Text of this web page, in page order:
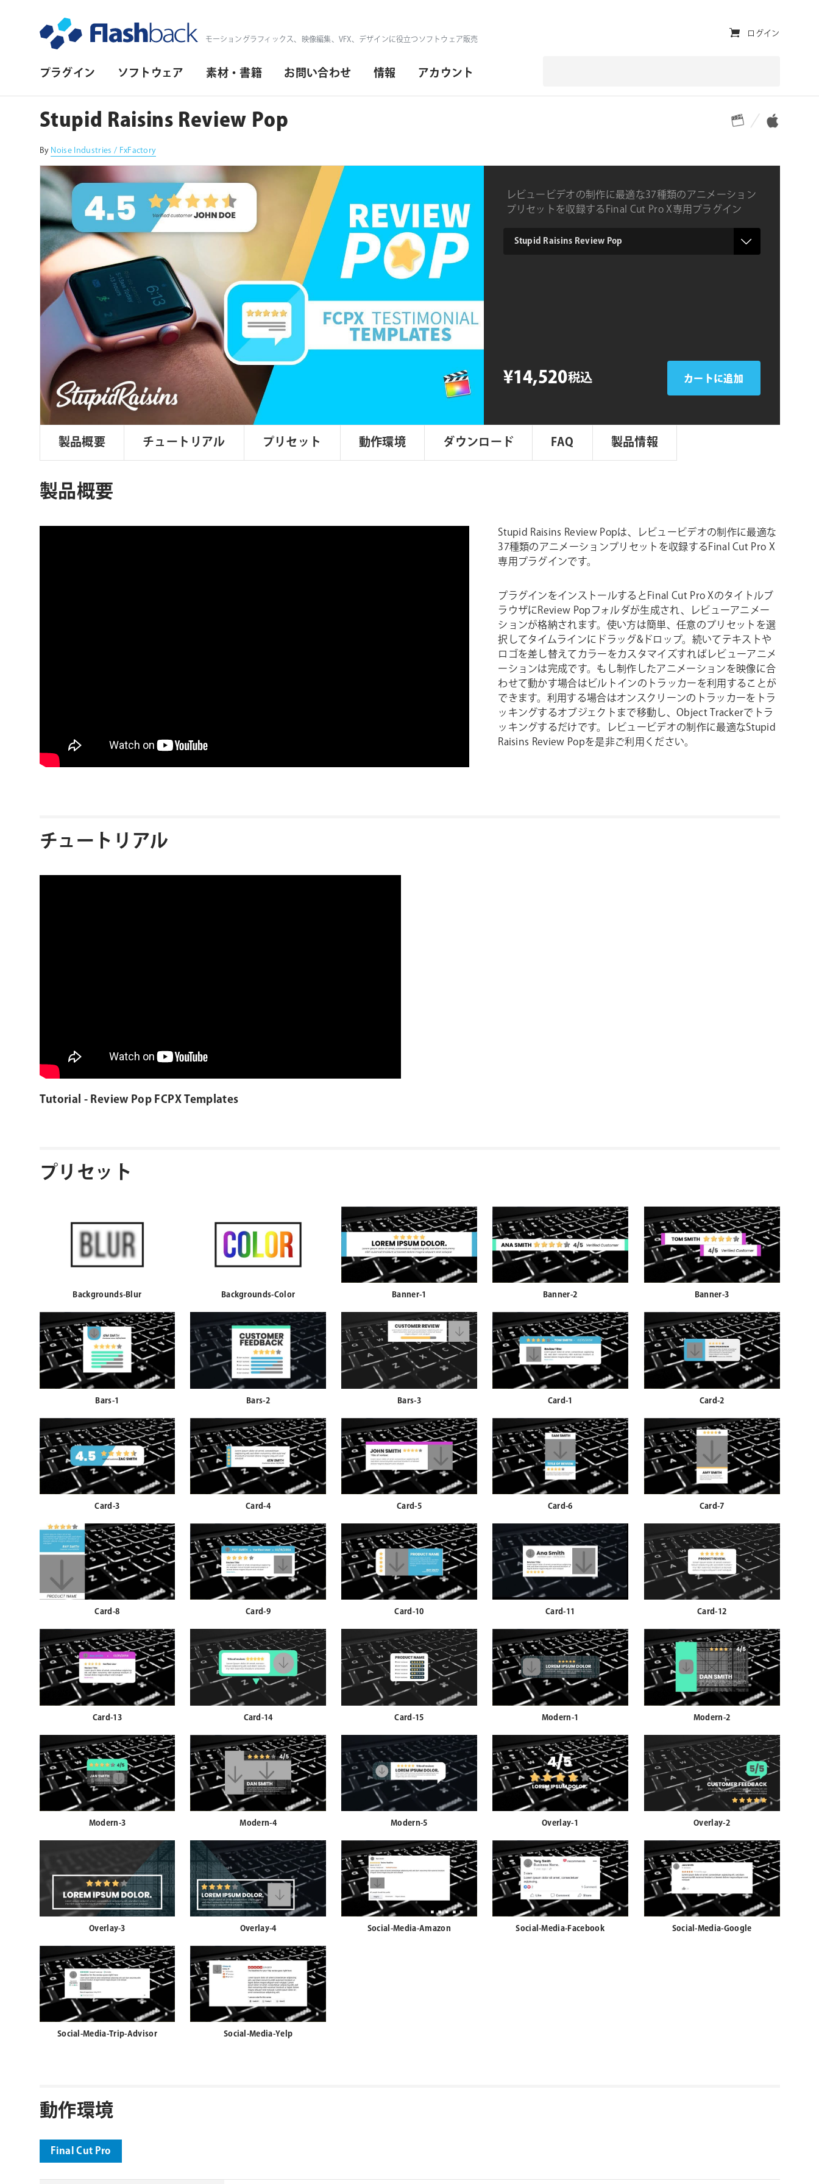
モーショングラフィックス、映像編集、VFX、デザインに役立つソフトウェア販売
プ
イ
マ
リ・
ナ
ビ
ゲ
ー
シ
ョ
ン
プラグイン ソフトウェア 素材・書籍 お問い合わせ 情報 アカウント
ユ
ィ
リ
ィ・
ナ
ビ
ゲ
ー
ログイン
Stupid Raisins Review Pop 対応プラットフォーム 対応OS
By Noise Industries / FxFactory
レビュービデオの制作に最適な37種類のアニメーション
プリセットを収録するFinal Cut Pro X専用プラグイン
product
¥14,520税込 カートに追加
製品概要 チュートリアル プリセット 動作環境 ダウンロード FAQ 製品情報
製品概要
Stupid Raisins Review Popは、レビュービデオの制作に最適な
37種類のアニメーションプリセットを収録するFinal Cut Pro X
専用プラグインです。
プラグインをインストールするとFinal Cut Pro Xのタイトルブ
ラウザにReview Popフォルダが生成され、レビューアニメー
ションが格納されます。使い方は簡単、任意のプリセットを選
択してタイムラインにドラッグ&ドロップ。続いてテキストや
ロゴを差し替えてカラーをカスタマイズすればレビューアニメ
ーションは完成です。もし制作したアニメーションを映像に合
わせて動かす場合はビルトインのトラッカーを利用することが
できます。利用する場合はオンスクリーンのトラッカーをトラ
ッキングするオブジェクトまで移動し、Object Trackerでトラ
ッキングするだけです。レビュービデオの制作に最適なStupid
Raisins Review Popを是非ご利用ください。
チュートリアル
Tutorial - Review Pop FCPX Templates
プリセット
Backgrounds-Blur Backgrounds-Color Banner-1 Banner-2 Banner-3
Bars-1 Bars-2 Bars-3 Card-1 Card-2
Card-3 Card-4 Card-5 Card-6 Card-7
Card-8 Card-9 Card-10 Card-11 Card-12
Card-13 Card-14 Card-15 Modern-1 Modern-2
Modern-3 Modern-4 Modern-5 Overlay-1 Overlay-2
Overlay-3 Overlay-4 Social-Media-Amazon Social-Media-Facebook Social-Media-Google
Social-Media-Trip-Advisor Social-Media-Yelp
動作環境
Final Cut Pro